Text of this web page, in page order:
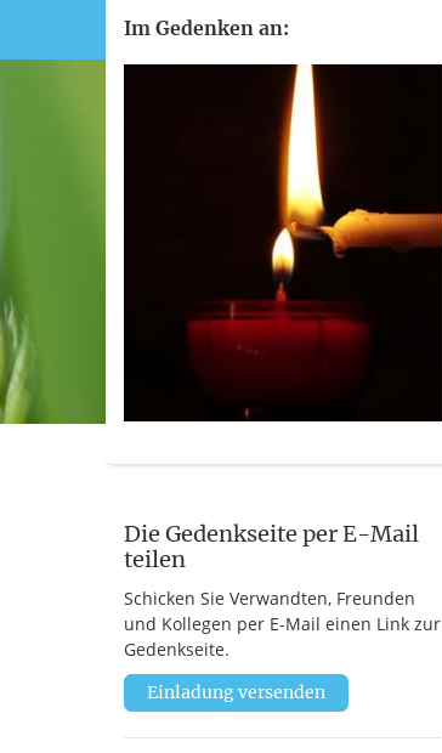
Im Gedenken an:
Die Gedenkseite per E-Mail
teilen
Schicken Sie Verwandten, Freunden
und Kollegen per E-Mail einen Link zur
Gedenkseite.
Einladung versenden